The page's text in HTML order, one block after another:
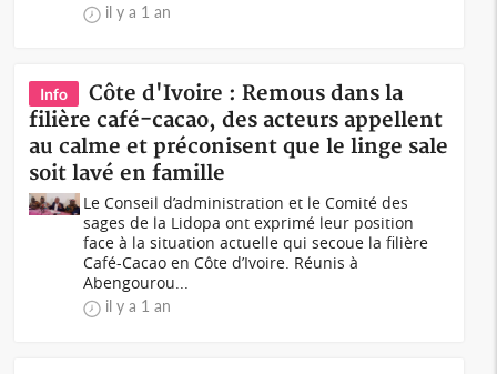
il y a 1 an
Info
Côte d'Ivoire : Remous dans la
filière café-cacao, des acteurs appellent
au calme et préconisent que le linge sale
soit lavé en famille
Le Conseil d’administration et le Comité des
sages de la Lidopa ont exprimé leur position
face à la situation actuelle qui secoue la filière
Café-Cacao en Côte d’Ivoire. Réunis à
Abengourou...
il y a 1 an